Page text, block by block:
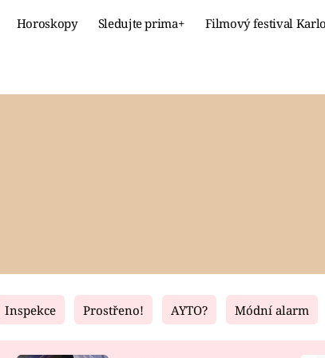
Horoskopy Sledujte prima+ Filmový festival
Fresh Living
Inspekce Prostřeno! AYTO? Módní alarm